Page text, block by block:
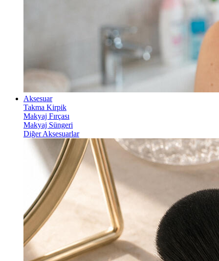
Aksesuar
Takma Kirpik
Makyaj Fırçası
Makyaj Süngeri
Diğer Aksesuarlar